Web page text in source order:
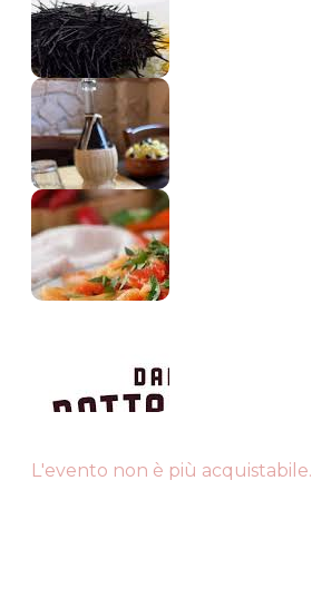
L'evento non è più acquistabile.